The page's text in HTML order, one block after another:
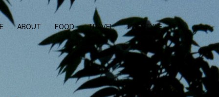
ABOUT FOOD TRAVEL LIFESTYLE